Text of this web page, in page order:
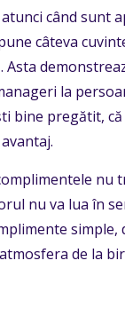
când sunt
câteva
la
bine pregătit,
nu
nu va lua în
de la